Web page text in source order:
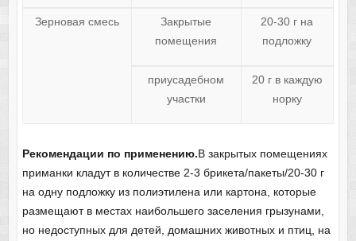
Зерновая смесь
Закрытые
помещения
20-30 г на
подложку
приусадебном
участки
20 г в каждую
норку
Рекомендации по применению.В закрытых помещениях
приманки кладут в количестве 2-3 брикета/пакеты/20-30 г
на одну подложку из полиэтилена или картона, которые
размещают в местах наибольшего заселения грызунами,
но недоступных для детей, домашних животных и птиц, на